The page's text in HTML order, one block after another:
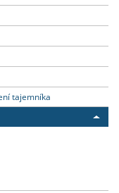
tajemníka